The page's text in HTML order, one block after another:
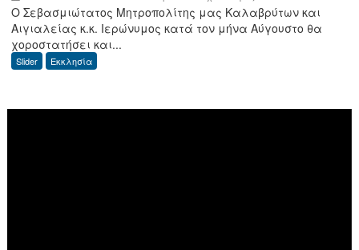
Πρόγραμμα
Αρχιερατικής
Ο Σεβασμιώτατος Μητροπολίτης μας Καλαβρύτων και
Αιγιαλείας κ.κ. Ιερώνυμος κατά τον μήνα Αύγουστο θα
χοροστατήσει και...
Slider Εκκλησία